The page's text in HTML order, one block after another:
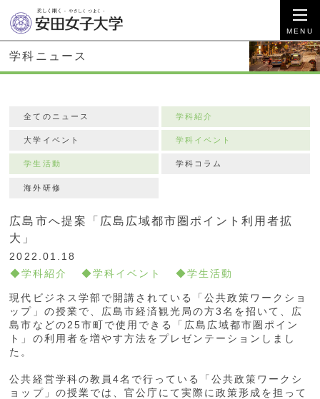
学科ニュース
全てのニュース 学科紹介
大学イベント 学科イベント
学生活動 学科コラム
海外研修
広島市へ提案「広島広域都市圏ポイント利用者拡
大」
2022.01.18
学科紹介
学科イベント 学生活動
現代ビジネス学部で開講されている「公共政策ワークショ
ップ」の授業で、広島市経済観光局の方3名を招いて、広
島市などの25市町で使用できる「広島広域都市圏ポイン
ト」の利用者を増やす方法をプレゼンテーションしまし
た。
公共経営学科の教員4名で行っている「公共政策ワークシ
ョップ」の授業では、官公庁にて実際に政策形成を担って